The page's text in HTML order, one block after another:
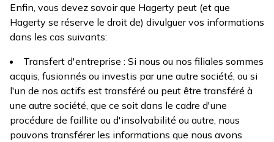
Enfin, vous devez savoir que Hagerty peut (et que
Hagerty se réserve le droit de) divulguer vos informations
dans les cas suivants:
Transfert d'entreprise : Si nous ou nos filiales sommes
acquis, fusionnés ou investis par une autre société, ou si
l'un de nos actifs est transféré ou peut être transféré à
une autre société, que ce soit dans le cadre d'une
procédure de faillite ou d'insolvabilité ou autre, nous
pouvons transférer les informations que nous avons